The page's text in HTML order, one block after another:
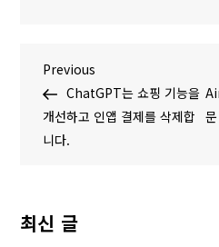
글
탐
P
r
e
v
s
Previous
ChatGPT는 쇼핑 기능을
개선하고 인앱 결제를 삭제합
니다.
최신 글